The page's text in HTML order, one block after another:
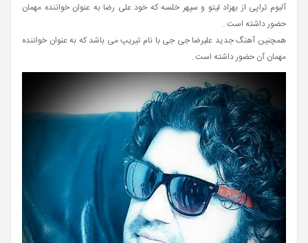
آلبوم تراپی از بهزاد لیتو و سپهر خلسه که خود علی رضا به عنوان خواننده مهمان
حضور داشته است .
همچنین آهنگ جدید علیرضا جی جی با نام تیریپ می باشد که به عنوان خواننده
مهمان آن حضور داشته است .